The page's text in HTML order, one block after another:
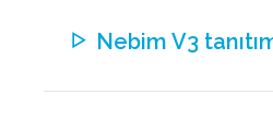
Nebim V3